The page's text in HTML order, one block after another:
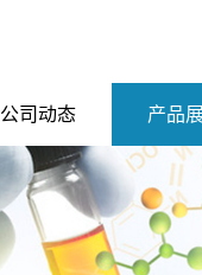
公司动态 产品